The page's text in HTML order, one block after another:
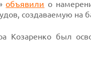
объявили о
создаваемую на
Козаренко был